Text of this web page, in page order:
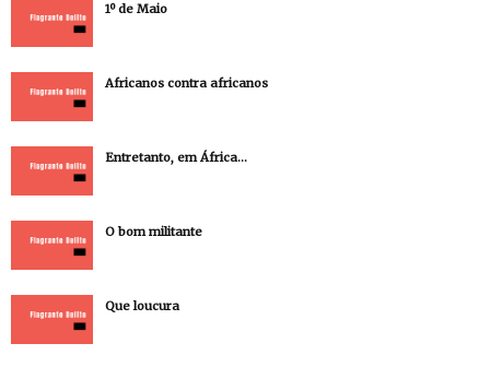
1º de Maio
Africanos contra africanos
Entretanto, em África…
O bom militante
Que loucura